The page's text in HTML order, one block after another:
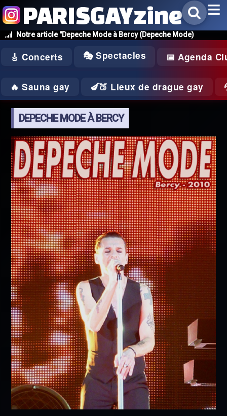
Notre article "Depeche Mode à Bercy (Depeche Mode)
PARISGAYzine
🎸 Concerts 🎭 Spectacles 📅 Agenda
🔥 Sauna gay 🍆🍑 Lieux de drague gay
DEPECHE MODE À BERCY